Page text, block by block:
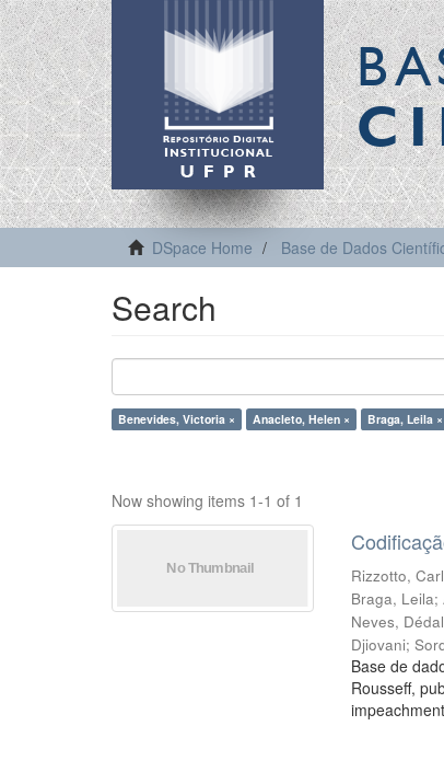
DSpace Home Base de Dados
Search
Benevides, Victoria × Anacleto, Helen × Braga, Leila ×
Now showing items 1-1 of 1
Rizzotto,
Braga, Leila;
Neves,
Djiovani;
Base de
Rousseff,